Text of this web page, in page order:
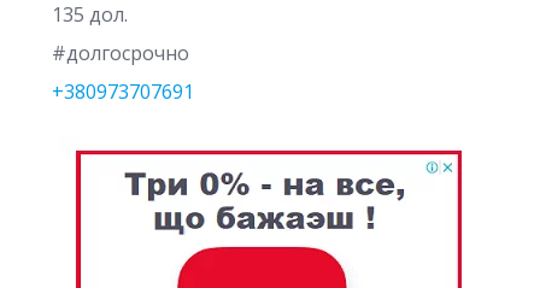
135 дол.
#долгосрочно
+380973707691